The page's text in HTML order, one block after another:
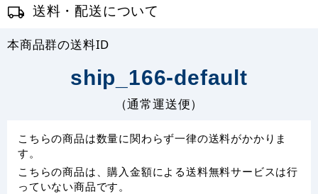
送料・配送について
本商品群の送料ID
ship_166-default
（通常運送便）
こちらの商品は数量に関わらず一律の送料がかかりま
す。
こちらの商品は、購入金額による送料無料サービスは行
っていない商品です。